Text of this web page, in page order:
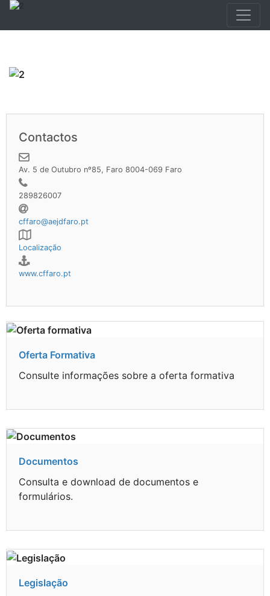
Contactos
Av. 5 de Outubro nº85, Faro 8004-069 Faro
289826007
cffaro@aejdfaro.pt
Localização
www.cffaro.pt
Oferta Formativa
Consulte informações sobre a oferta formativa
Documentos
Consulta e download de documentos e
formulários.
Legislação